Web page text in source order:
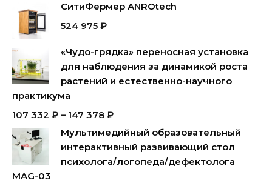
СитиФермер ANROtech
524 975 ₽
«Чудо-грядка» переносная установка
для наблюдения за динамикой роста
растений и естественно-научного
практикума
107 332 ₽ – 147 378 ₽
Мультимедийный образовательный
интерактивный развивающий стол
психолога/логопеда/дефектолога
MAG-03